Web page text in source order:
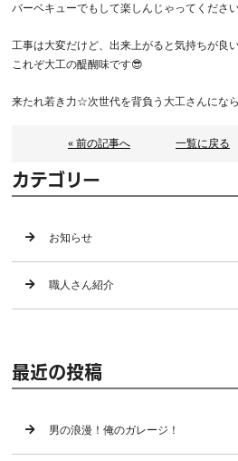
バーベキューでもして楽しんじゃってくださ
工事は大変だけど、出来上がると気持ちが良い
これぞ大工の醍醐味です😎
来たれ若き力☆次世代を背負う大工さんにな
« 前の記事へ 一覧に戻る
カテゴリー
お知らせ
職人さん紹介
最近の投稿
男の浪漫！俺のガレージ！